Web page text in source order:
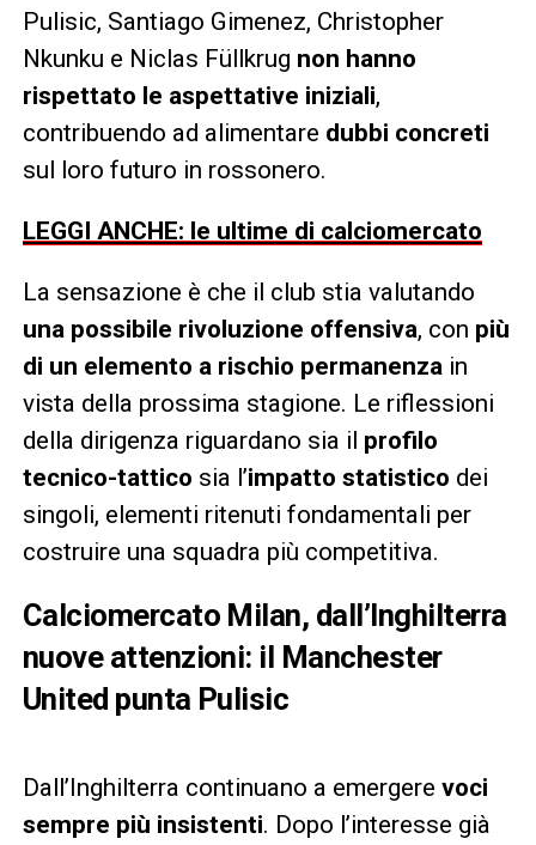
Pulisic, Santiago Gimenez, Christopher
Nkunku e Niclas Füllkrug non hanno
rispettato le aspettative iniziali,
contribuendo ad alimentare dubbi concreti
sul loro futuro in rossonero.
LEGGI ANCHE: le ultime di calciomercato
La sensazione è che il club stia valutando
una possibile rivoluzione offensiva, con più
di un elemento a rischio permanenza in
vista della prossima stagione. Le riflessioni
della dirigenza riguardano sia il profilo
tecnico-tattico sia l’impatto statistico dei
singoli, elementi ritenuti fondamentali per
costruire una squadra più competitiva.
Calciomercato Milan, dall’Inghilterra
nuove attenzioni: il Manchester
United punta Pulisic
Dall’Inghilterra continuano a emergere voci
sempre più insistenti. Dopo l’interesse già